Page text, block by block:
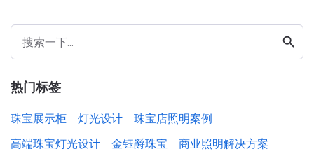
搜索一下... search
热门标签
珠宝展示柜 灯光设计
珠宝店照明案例
高端珠宝灯光设计
金钰爵珠宝
商业照明解决方案